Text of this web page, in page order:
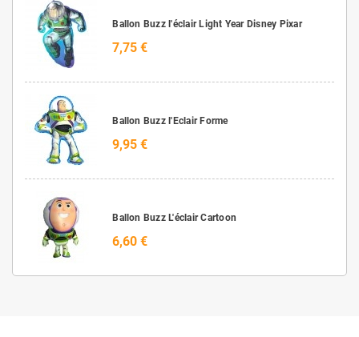
Ballon Buzz l'éclair Light Year Disney Pixar
7,75 €
Ballon Buzz l'Eclair Forme
9,95 €
Ballon Buzz L'éclair Cartoon
6,60 €